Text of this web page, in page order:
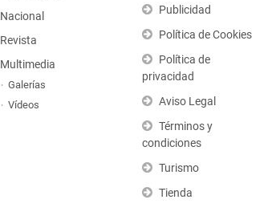
Nacional
Revista
Multimedia
Galerías
Vídeos
Publicidad
Política de Cookies
Política de
privacidad
Aviso Legal
Términos y
condiciones
Turismo
Tienda